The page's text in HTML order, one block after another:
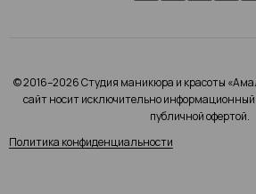
© 2016–2026 Студия маникюра и красоты
сайт носит исключительно информационный
публичной офертой.
Политика конфиденциальности